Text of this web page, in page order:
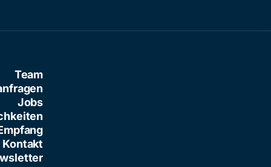
Team
Jobs
Kontakt